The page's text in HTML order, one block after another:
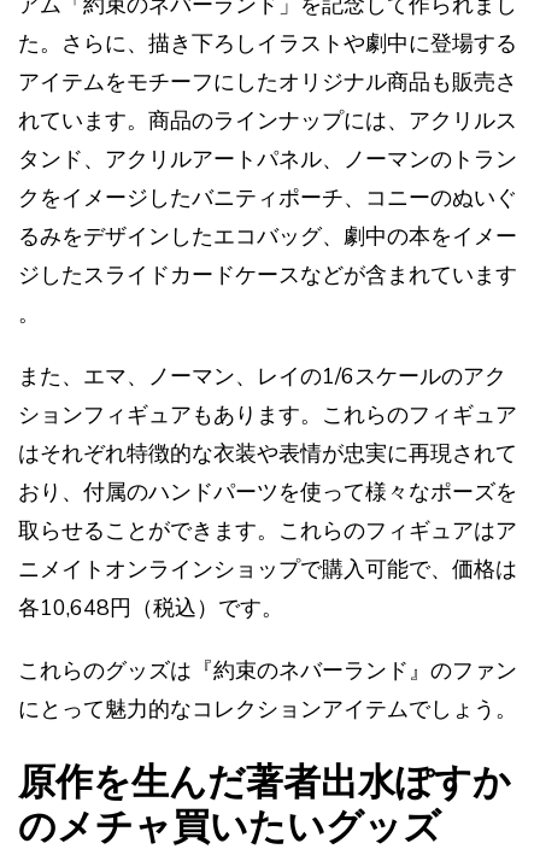
た。さらに、描き下ろしイラストや劇中に登場する
アイテムをモチーフにしたオリジナル商品も販売さ
れています。商品のラインナップには、アクリルス
タンド、アクリルアートパネル、ノーマンのトラン
クをイメージしたバニティポーチ、コニーのぬいぐ
るみをデザインしたエコバッグ、劇中の本をイメー
ジしたスライドカードケースなどが含まれています​​
。
また、エマ、ノーマン、レイの1/6スケールのアク
ションフィギュアもあります。これらのフィギュア
はそれぞれ特徴的な衣装や表情が忠実に再現されて
おり、付属のハンドパーツを使って様々なポーズを
取らせることができます。これらのフィギュアはア
ニメイトオンラインショップで購入可能で、価格は
各10,648円（税込）です​​。
これらのグッズは『約束のネバーランド』のファン
にとって魅力的なコレクションアイテムでしょう。
原作を生んだ著者出水ぽすか
のメチャ買いたいグッズ